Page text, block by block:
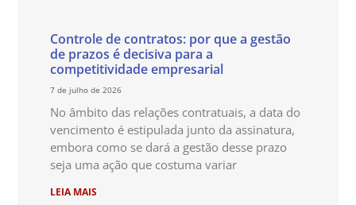
Controle de contratos: por que a gestão
de prazos é decisiva para a
competitividade empresarial
7 de julho de 2026
No âmbito das relações contratuais, a data do
vencimento é estipulada junto da assinatura,
embora como se dará a gestão desse prazo
seja uma ação que costuma variar
LEIA MAIS